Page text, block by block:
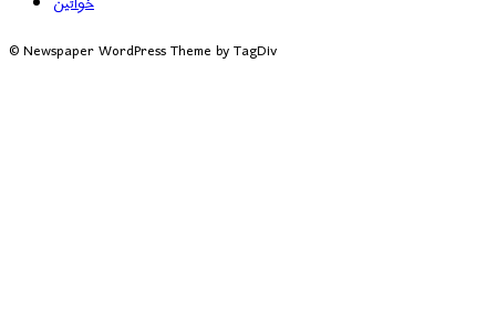
© Newspaper WordPress Theme by TagDiv